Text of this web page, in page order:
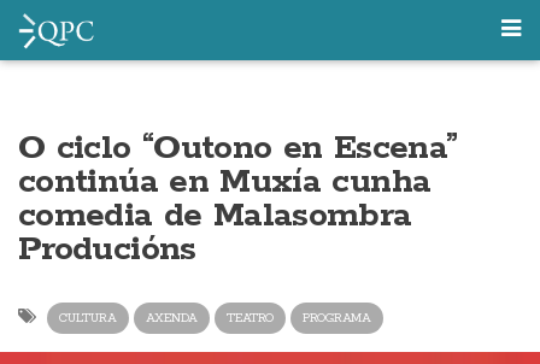
O ciclo “Outono en Escena”
continúa en Muxía cunha
comedia de Malasombra
Producións
CULTURA AXENDA TEATRO PROGRAMA